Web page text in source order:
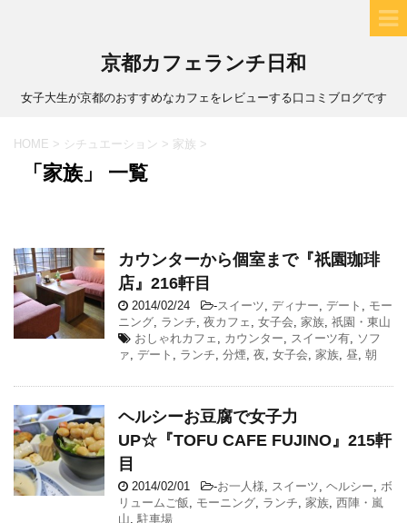
京都カフェランチ日和
女子大生が京都のおすすめなカフェをレビューする口コミブログです
HOME > シチュエーション > 家族 >
「家族」 一覧
カウンターから個室まで『祇園珈琲
店』216軒目
2014/02/24 -スイーツ, ディナー, デート , モー
ニング, ランチ, 夜カフェ , 女子会, 家族, 祇園・東山
おしゃれカフェ , カウンター, スイーツ有, ソフ
ァ, デート , ランチ, 分煙, 夜, 女子会, 家族, 昼, 朝
ヘルシーお豆腐で女子力
UP☆『TOFU CAFE FUJINO』215軒
目
2014/02/01 -お一人様, スイーツ, ヘルシー, ボ
リュームご飯, モーニング, ランチ, 家族, 西陣・嵐
山, 駐車場